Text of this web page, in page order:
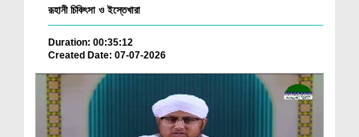
রূহানী চিকিৎসা ও ইস্তেখারা
Duration: 00:35:12
Created Date: 07-07-2026